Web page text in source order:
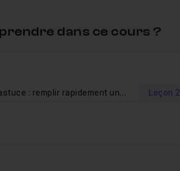
dans ce cours ?
Première astuce : remplir rapidement une colonne avec chaque 1er terme Leçon 2